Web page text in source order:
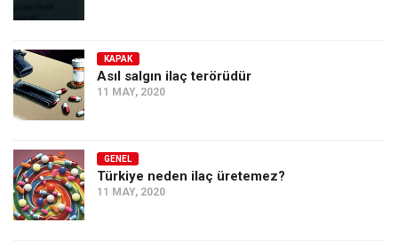
KAPAK
Asıl salgın ilaç terörüdür
11 MAY, 2020
GENEL
Türkiye neden ilaç üretemez?
11 MAY, 2020